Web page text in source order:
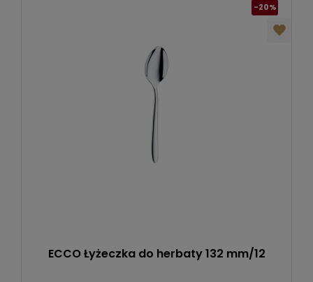
-20%
ECCO Łyżeczka do herbaty 132 mm/12